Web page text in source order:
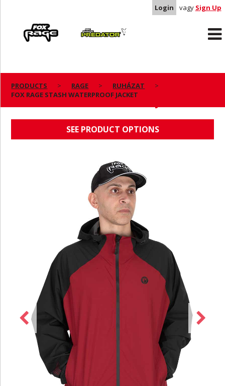
Login vagy Sign Up
Predator
PRODUCTS RAGE
RUHÁZAT
FOX RAGE STASH WATERPROOF JACKET
SEE PRODUCT OPTIONS